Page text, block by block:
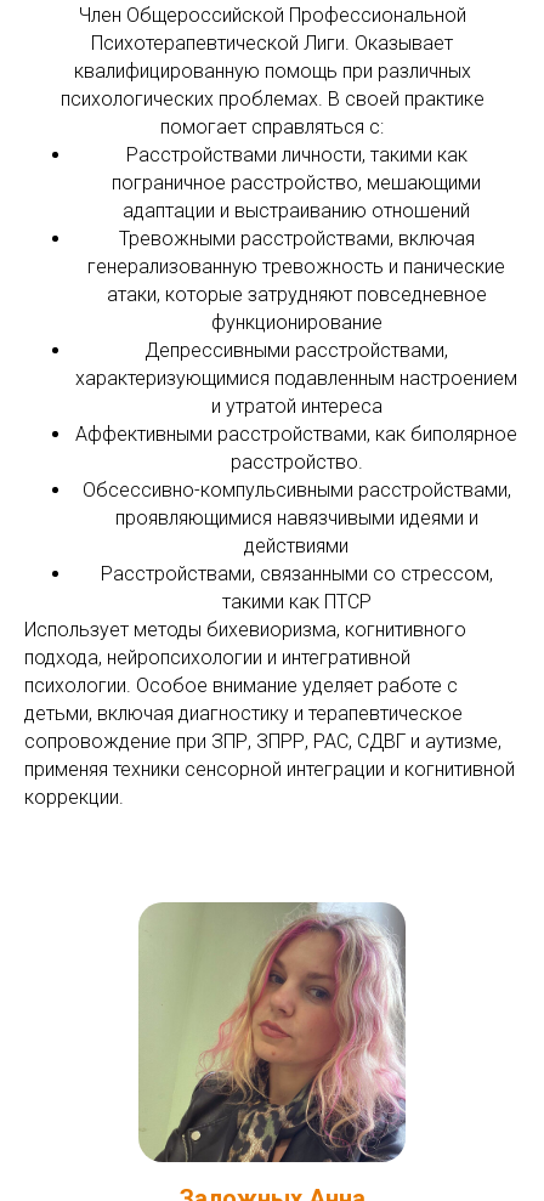
Член Общероссийской Профессиональной
Психотерапевтической Лиги. Оказывает
квалифицированную помощь при различных
психологических проблемах. В своей практике
помогает справляться с:
Расстройствами личности, такими как
пограничное расстройство, мешающими
адаптации и выстраиванию отношений
Тревожными расстройствами, включая
генерализованную тревожность и панические
атаки, которые затрудняют повседневное
функционирование
Депрессивными расстройствами,
характеризующимися подавленным настроением
и утратой интереса
Аффективными расстройствами, как биполярное
расстройство.
Обсессивно-компульсивными расстройствами,
проявляющимися навязчивыми идеями и
действиями
Расстройствами, связанными со стрессом,
такими как ПТСР
Использует методы бихевиоризма, когнитивного
подхода, нейропсихологии и интегративной
психологии. Особое внимание уделяет работе с
детьми, включая диагностику и терапевтическое
сопровождение при ЗПР, ЗПРР, РАС, СДВГ и аутизме,
применяя техники сенсорной интеграции и когнитивной
коррекции.